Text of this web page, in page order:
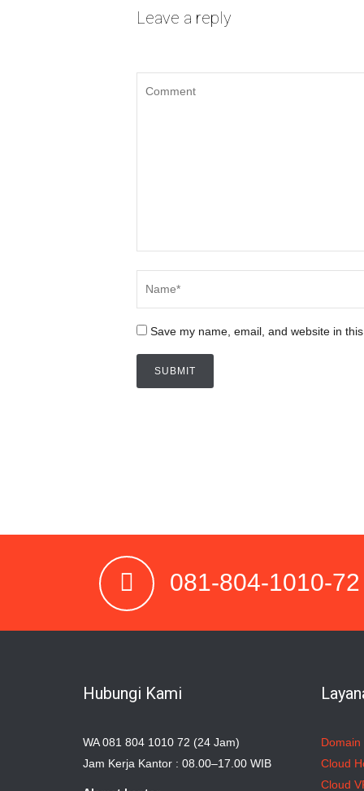
Leave a reply
Save my name, email, and website in
081-804-1010-72
Hubungi Kami
WA 081 804 1010 72 (24 Jam)
Jam Kerja Kantor : 08.00–17.00 WIB
Domain
Cloud
Cloud